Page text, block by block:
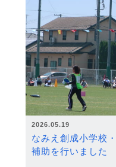
2026.05.19
なみえ創成小学校
補助を行いました